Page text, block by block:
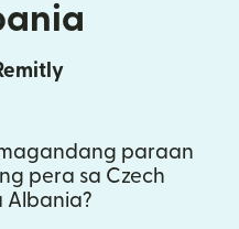
paraan
pera sa Czech
Albania?